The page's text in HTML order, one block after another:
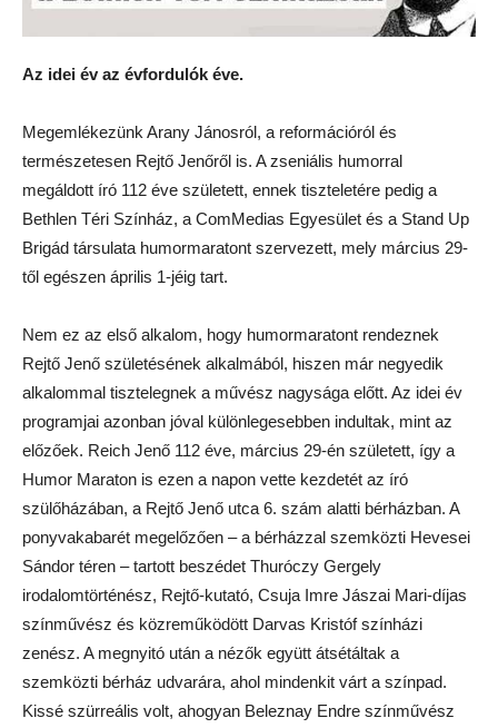
Az idei év az évfordulók éve.
Megemlékezünk Arany Jánosról, a reformációról és
természetesen Rejtő Jenőről is. A zseniális humorral
megáldott író 112 éve született, ennek tiszteletére pedig a
Bethlen Téri Színház, a ComMedias Egyesület és a Stand Up
Brigád társulata humormaratont szervezett, mely március 29-
től egészen április 1-jéig tart.
Nem ez az első alkalom, hogy humormaratont rendeznek
Rejtő Jenő születésének alkalmából, hiszen már negyedik
alkalommal tisztelegnek a művész nagysága előtt. Az idei év
programjai azonban jóval különlegesebben indultak, mint az
előzőek. Reich Jenő 112 éve, március 29-én született, így a
Humor Maraton is ezen a napon vette kezdetét az író
szülőházában, a Rejtő Jenő utca 6. szám alatti bérházban. A
ponyvakabarét megelőzően – a bérházzal szemközti Hevesei
Sándor téren – tartott beszédet Thuróczy Gergely
irodalomtörténész, Rejtő-kutató, Csuja Imre Jászai Mari-díjas
színművész és közreműködött Darvas Kristóf színházi
zenész. A megnyitó után a nézők együtt átsétáltak a
szemközti bérház udvarára, ahol mindenkit várt a színpad.
Kissé szürreális volt, ahogyan Beleznay Endre színművész